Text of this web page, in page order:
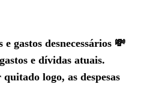
gastos desnecessários 💸
e dívidas atuais.
logo, as despesas